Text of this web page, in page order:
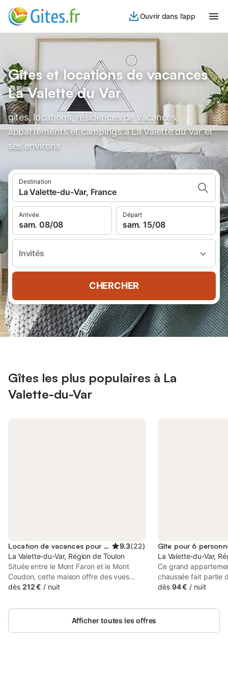
Ouvrir dans l’app
Gîtes et locations de vacances
La Valette du Var
gîtes, locations, résidences de vacances,
appartements et campings à La Valette du Var et
ses environs
Destination
La Valette-du-Var, France
Arrivée
sam. 08/08
Départ
sam. 15/08
Invités
CHERCHER
Gîtes les plus populaires à La
Valette-du-Var
Location de vacances pour 6 personnes 9.3(22)
La Valette-du-Var, Région de Toulon
Située entre le Mont Faron et le Mont
Coudon, cette maison offre des vues
fantastiques sur la baie du Pradet et les
chambres, ont de grandes portes vitrées
et des vues sur la mer, tandis que le salon
dès 212 € / nuit
Gîte pour 6
La Valette-du-Var,
Ce grand
chaussée fait partie
propriétaire, mais la
l'appartement. Un
dès 94 € / nuit
Afficher toutes les offres